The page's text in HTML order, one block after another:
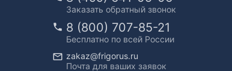
Заказать обратный звонок
8 (800) 707-85-21
Бесплатно по всей России
zakaz@frigorus.ru
Почта для ваших заявок